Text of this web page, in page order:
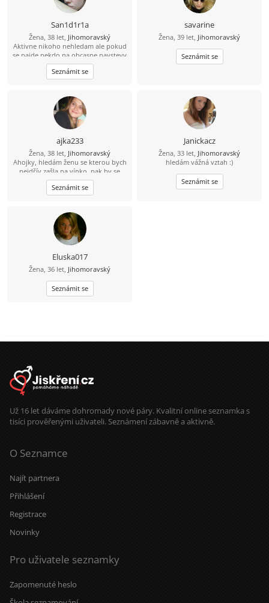
San1d1r1a
Žena, 38 let, Jihomoravský
Aktivne nikoho nehledam ale pokud
se najde nekdo na obcasne navstevy
klidne do toho jdu
Seznámit se
savarine
Žena, 39 let, Jihomoravský
Seznámit se
ajka233
Žena, 38 let, Jihomoravský
Ahojky, hledám ženu se kterou bych
nejdřív zašla na vínko, pak by se
vidělo, co z toho vznikne..
Seznámit se
Janickacz
Žena, 33 let, Jihomoravský
hledám vážná vztah :)
Seznámit se
Eluska017
Žena, 36 let, Jihomoravský
Seznámit se
Už 16 let dáváme dohromady nové páry. Kvalitní online seznamka s
tisíci prověřenými uživateli. Seznámení zábavně a aktivně.
O Seznamce
Najít partnera
Přihlášení
Registrace
Novinky
Pro uživatele seznamky
Zapomenuté heslo